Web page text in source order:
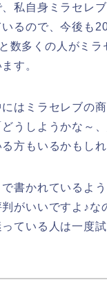
私自身ミラセレ
るので、今後も
数多くの人がミラ
す。
はミラセレブの
うしようかな～
方もいるかもしれ
書かれているよ
がいいですよ♪な
ている人は一度